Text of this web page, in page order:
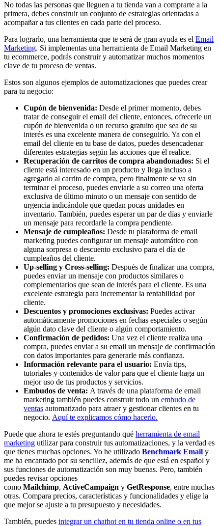
No todas las personas que lleguen a tu tienda van a comprarte a la
primera, debes construir un conjunto de estrategias orientadas a
acompañar a tus clientes en cada parte del proceso.
Para lograrlo, una herramienta que te será de gran ayuda es el Email
Marketing. Si implementas una herramienta de Email Marketing en
tu ecommerce, podrás construir y automatizar muchos momentos
clave de tu proceso de ventas.
Estos son algunos ejemplos de automatizaciones que puedes crear
para tu negocio:
Cupón de bienvenida: Desde el primer momento, debes
tratar de conseguir el email del cliente, entonces, ofrecerle un
cupón de bienvenida o un recurso gratuito que sea de su
interés es una excelente manera de conseguirlo. Ya con el
email del cliente en tu base de datos, puedes desencadenar
diferentes estrategias según las acciones que él realice.
Recuperación de carritos de compra abandonados: Si el
cliente está interesado en un producto y llega incluso a
agregarlo al carrito de compra, pero finalmente se va sin
terminar el proceso, puedes enviarle a su correo una oferta
exclusiva de último minuto o un mensaje con sentido de
urgencia indicándole que quedan pocas unidades en
inventario. También, puedes esperar un par de días y enviarle
un mensaje para recordarle la compra pendiente.
Mensaje de cumpleaños: Desde tu plataforma de email
marketing puedes configurar un mensaje automático con
alguna sorpresa o descuento exclusivo para el día de
cumpleaños del cliente.
Up-selling y Cross-selling: Después de finalizar una compra,
puedes enviar un mensaje con productos similares o
complementarios que sean de interés para el cliente. Es una
excelente estrategia para incrementar la rentabilidad por
cliente.
Descuentos y promociones exclusivas: Puedes activar
automáticamente promociones en fechas especiales o según
algún dato clave del cliente o algún comportamiento.
Confirmación de pedidos: Una vez el cliente realiza una
compra, puedes enviar a su email un mensaje de confirmación
con datos importantes para generarle más confianza.
Información relevante para el usuario: Envía tips,
tutoriales y contenidos de valor para que el cliente haga un
mejor uso de tus productos y servicios.
Embudos de venta: A través de una plataforma de email
marketing también puedes construir todo un embudo de
ventas automatizado para atraer y gestionar clientes en tu
negocio. Aquí te explicamos cómo hacerlo.
Puede que ahora te estés preguntando qué herramienta de email
marketing utilizar para construir tus automatizaciones, y la verdad es
que tienes muchas opciones. Yo he utilizado Benchmark Email y
me ha encantado por su sencillez, además de que está en español y
sus funciones de automatización son muy buenas. Pero, también
puedes revisar opciones
como Mailchimp, ActiveCampaign y GetResponse, entre muchas
otras. Compara precios, características y funcionalidades y elige la
que mejor se ajuste a tu presupuesto y necesidades.
También, puedes integrar un chatbot en tu tienda online o en tus